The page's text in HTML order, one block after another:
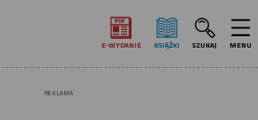
E‑WYDANIE KSIĄŻKI SZUKAJ MENU
REKLAMA